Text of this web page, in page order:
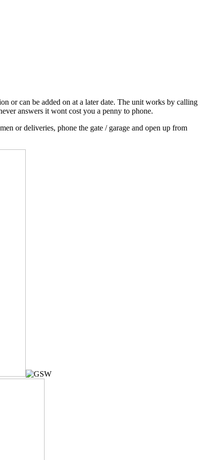
or can be added on at a later date. The unit works by calling
answers it wont cost you a penny to phone.
or deliveries, phone the gate / garage and open up from